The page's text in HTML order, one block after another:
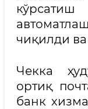
чиқилди
Чекка
ортиқ
банк